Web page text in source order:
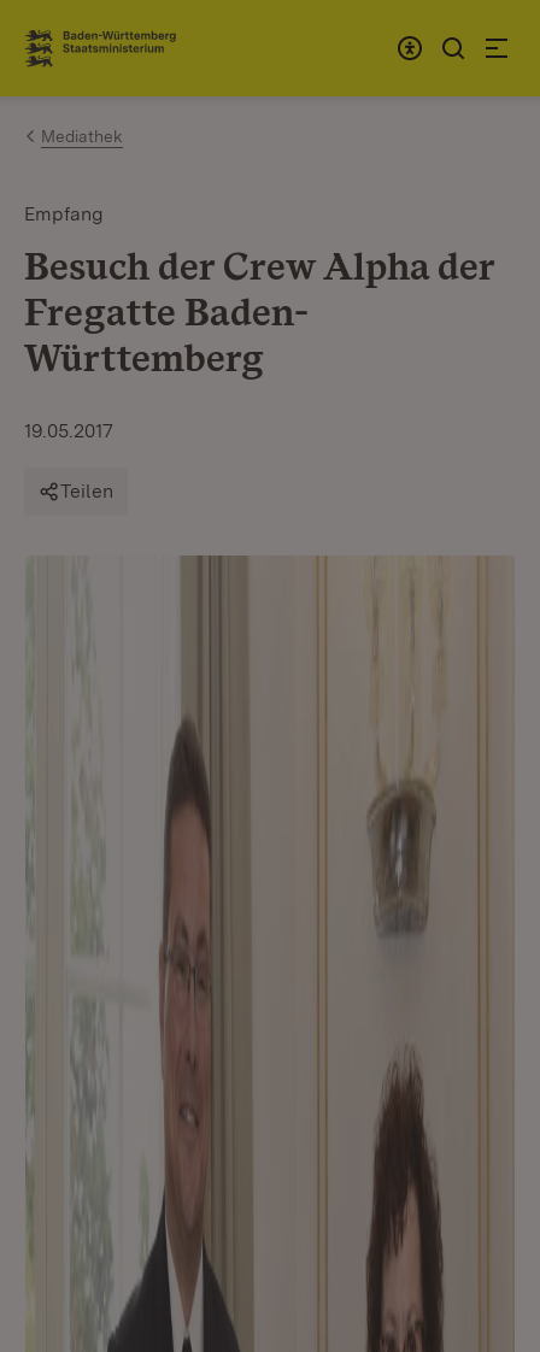
Zum Inhalt springen
Link zur Startseite
Mediathek
Empfang
Besuch der Crew Alpha der
Fregatte Baden-
Württemberg
19.05.2017
Teilen